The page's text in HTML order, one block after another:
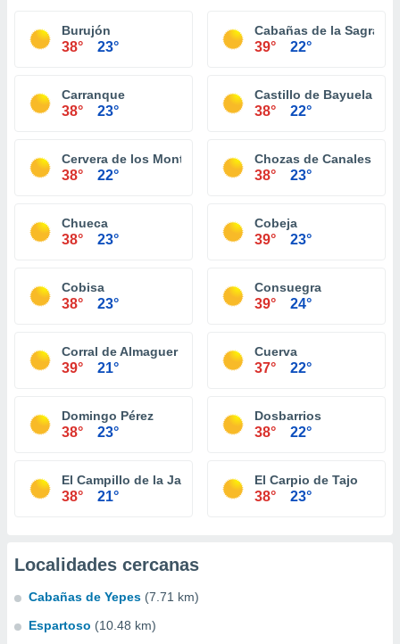
Burujón
38° 23°
Cabañas de la Sagra
39° 22°
Carranque
38° 23°
Castillo de Bayuela
38° 22°
Cervera de los Montes
38° 22°
Chozas de Canales
38° 23°
Chueca
38° 23°
Cobeja
39° 23°
Cobisa
38° 23°
Consuegra
39° 24°
Corral de Almaguer
39° 21°
Cuerva
37° 22°
Domingo Pérez
38° 23°
Dosbarrios
38° 22°
El Campillo de la Jara
38° 21°
El Carpio de Tajo
38° 23°
Localidades cercanas
Cabañas de Yepes (7.71 km)
Espartoso (10.48 km)